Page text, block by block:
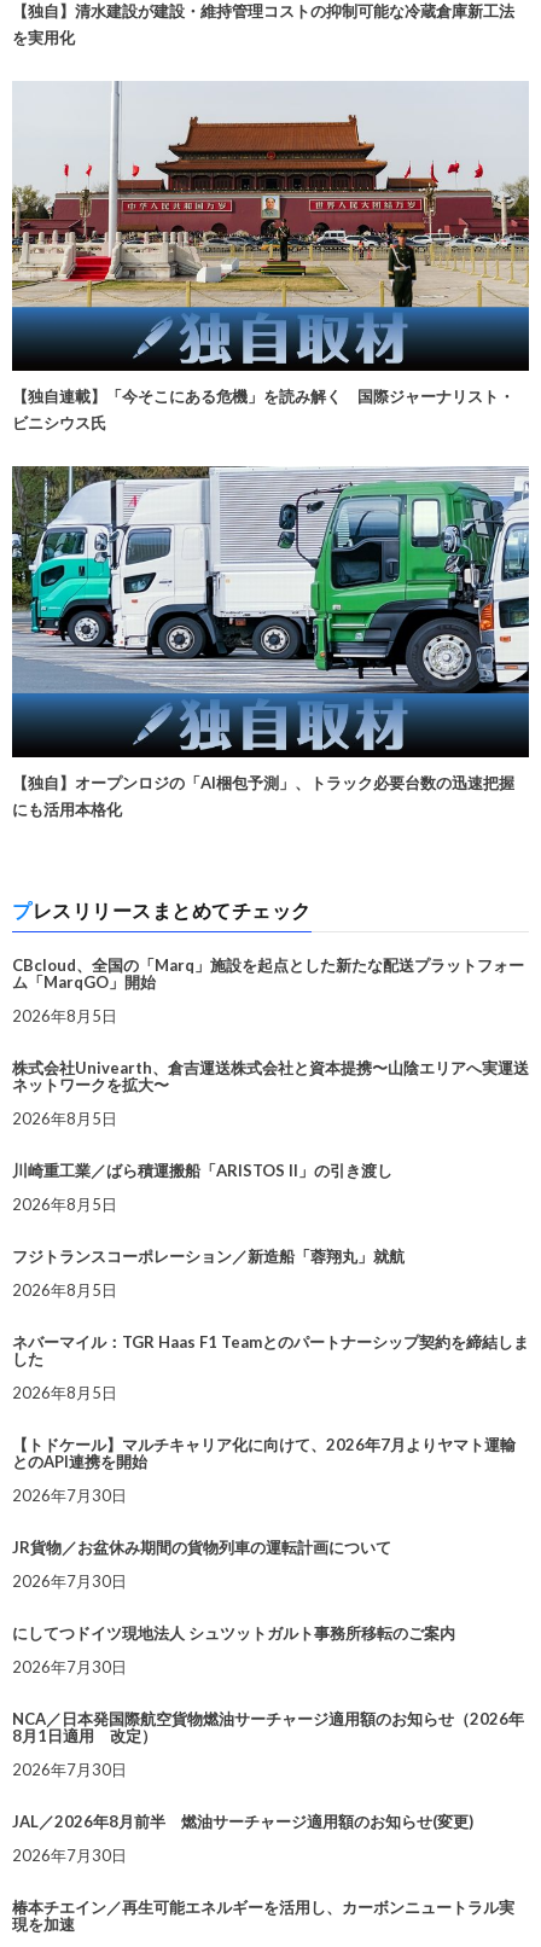
【独自】清水建設が建設・維持管理コストの抑制可能な冷蔵倉庫新工法
を実用化
【独自連載】「今そこにある危機」を読み解く 国際ジャーナリスト・
ビニシウス氏
【独自】オープンロジの「AI梱包予測」、トラック必要台数の迅速把握
にも活用本格化
プレスリリースまとめてチェック
CBcloud、全国の「Marq」施設を起点とした新たな配送プラットフォー
ム「MarqGO」開始
2026年8月5日
株式会社Univearth、倉吉運送株式会社と資本提携〜山陰エリアへ実運送
ネットワークを拡大〜
2026年8月5日
川崎重工業／ばら積運搬船「ARISTOS II」の引き渡し
2026年8月5日
フジトランスコーポレーション／新造船「蓉翔丸」就航
2026年8月5日
ネバーマイル：TGR Haas F1 Teamとのパートナーシップ契約を締結しま
した
2026年8月5日
【トドケール】マルチキャリア化に向けて、2026年7月よりヤマト運輸
とのAPI連携を開始
2026年7月30日
JR貨物／お盆休み期間の貨物列車の運転計画について
2026年7月30日
にしてつドイツ現地法人 シュツットガルト事務所移転のご案内
2026年7月30日
NCA／日本発国際航空貨物燃油サーチャージ適用額のお知らせ（2026年
8月1日適用 改定）
2026年7月30日
JAL／2026年8月前半 燃油サーチャージ適用額のお知らせ(変更)
2026年7月30日
椿本チエイン／再生可能エネルギーを活用し、カーボンニュートラル実
現を加速